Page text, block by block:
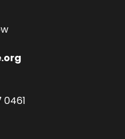
0461